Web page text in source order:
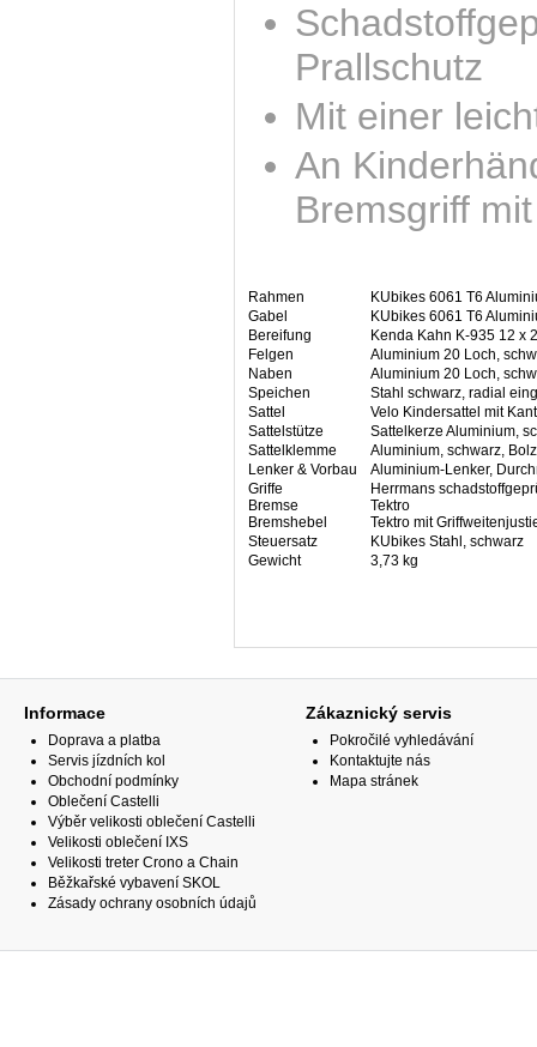
Prallschutz
Mit einer
An
Bremsgriff
Rahmen
KUbikes 6061 T6
Gabel
KUbikes 6061 T6
Bereifung
Kenda Kahn K-935 12 x
Felgen
Aluminium 20 Loch,
Naben
Aluminium 20 Loch,
Speichen
Stahl schwarz, radial
Sattel
Velo Kindersattel mit
Sattelstütze
Sattelkerze Aluminium,
Sattelklemme
Aluminium, schwarz,
Lenker & Vorbau
Aluminium-Lenker,
Griffe
Bremse
Bremshebel
Herrmans
Tektro
Tektro mit
Steuersatz
KUbikes Stahl, schwarz
Gewicht
3,73 kg
Informace
Doprava a platba
Servis jízdních kol
Obchodní podmínky
Oblečení Castelli
Výběr velikosti oblečení Castelli
Velikosti oblečení IXS
Velikosti treter Crono a Chain
Běžkařské vybavení SKOL
Zásady ochrany osobních údajů
Zákaznický servis
Pokročilé vyhledávání
Kontaktujte nás
Mapa stránek